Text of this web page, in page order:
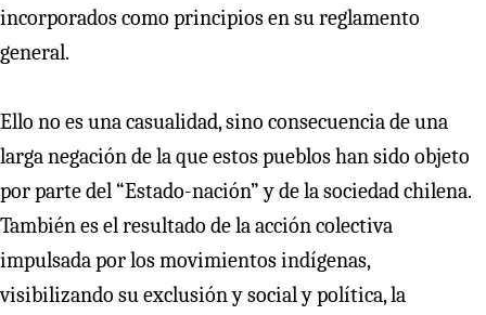
incorporados como principios en su reglamento
general.
Ello no es una casualidad, sino consecuencia de una
larga negación de la que estos pueblos han sido objeto
por parte del “Estado-nación” y de la sociedad chilena.
También es el resultado de la acción colectiva
impulsada por los movimientos indígenas,
visibilizando su exclusión y social y política, la